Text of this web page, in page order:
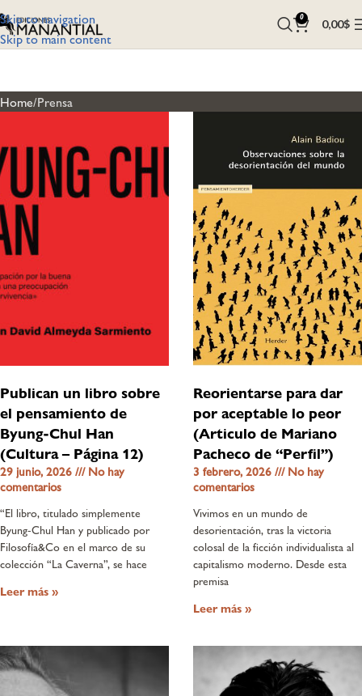
Skip to navigation
Skip to main content
0 0,00$
Home Prensa
Publican un libro sobre
el pensamiento de
Byung-Chul Han
(Cultura – Página 12)
29 junio, 2026
No hay
comentarios
“El libro, titulado simplemente
Byung-Chul Han y publicado por
Filosofía&Co en el marco de su
colección “La Caverna”, se hace
Leer más »
Reorientarse para dar
por aceptable lo peor
(Articulo de Mariano
Pacheco de “Perfil”)
3 febrero, 2026
No hay
comentarios
Vivimos en un mundo de
desorientación, tras la victoria
colosal de la ficción individualista al
capitalismo moderno. Desde esta
premisa
Leer más »